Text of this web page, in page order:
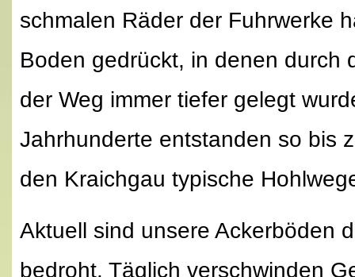
schmalen Räder der Fuhrwerke
Boden gedrückt, in denen durch
der Weg immer tiefer gelegt
Jahrhunderte entstanden so bis
den Kraichgau typische
Aktuell sind unsere Ackerböden
bedroht. Täglich verschwinden